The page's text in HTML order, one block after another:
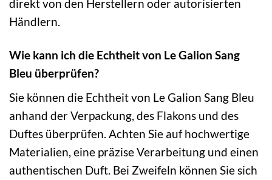
direkt von den Herstellern oder autorisierten
Händlern.
Wie kann ich die Echtheit von Le Galion Sang
Bleu überprüfen?
Sie können die Echtheit von Le Galion Sang Bleu
anhand der Verpackung, des Flakons und des
Duftes überprüfen. Achten Sie auf hochwertige
Materialien, eine präzise Verarbeitung und einen
authentischen Duft. Bei Zweifeln können Sie sich